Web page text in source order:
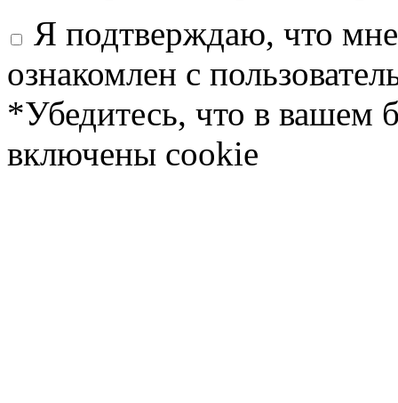
Я подтверждаю, что
ознакомлен с
*Убедитесь, что в вашем
включены cookie